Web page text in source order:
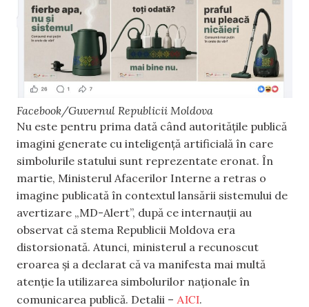
Facebook/Guvernul Republicii Moldova
Nu este pentru prima dată când autoritățile publică
imagini generate cu inteligență artificială în care
simbolurile statului sunt reprezentate eronat. În
martie, Ministerul Afacerilor Interne a retras o
imagine publicată în contextul lansării sistemului de
avertizare „MD-Alert”, după ce internauții au
observat că stema Republicii Moldova era
distorsionată. Atunci, ministerul a recunoscut
eroarea și a declarat că va manifesta mai multă
atenție la utilizarea simbolurilor naționale în
comunicarea publică. Detalii – AICI.